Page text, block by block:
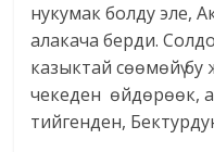
нукумак болду эле,
алакача берди.
казыктай сөөмөйү
чекеден өйдөрөөк,
тийгенден,